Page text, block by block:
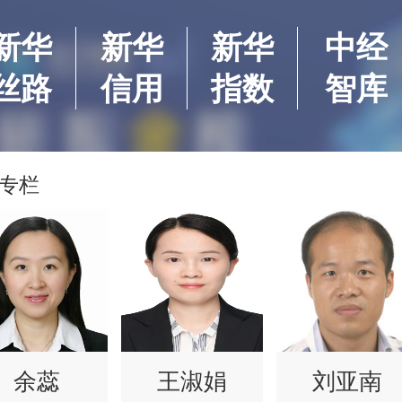
华
路
新华
信用
新华
指数
中经
智库
栏
余蕊 王淑娟 刘亚南